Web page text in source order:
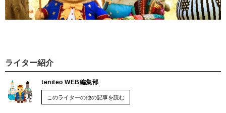
ライター紹介
teniteo WEB編集部
このライターの他の記事を読む